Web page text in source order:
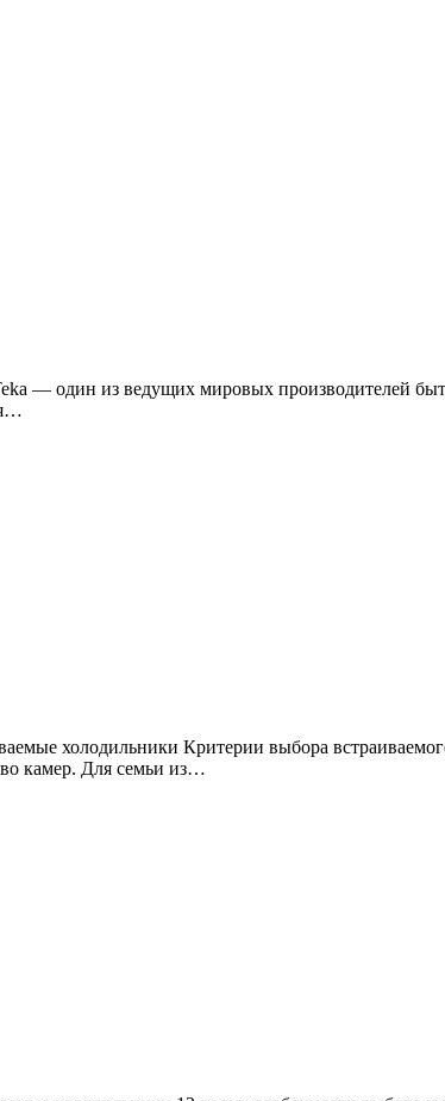
— один из ведущих мировых производителей
камер. Для семьи из…